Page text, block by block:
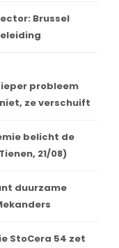
Brussel
probleem
ze verschuift
belicht de
21/08)
duurzame
StoCera 54 zet